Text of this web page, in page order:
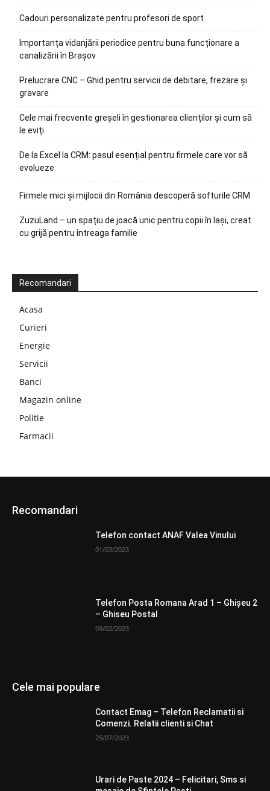
Cadouri personalizate pentru profesori de sport
Importanța vidanjării periodice pentru buna funcționare a
canalizării în Brașov
Prelucrare CNC – Ghid pentru servicii de debitare, frezare și
gravare
Cele mai frecvente greșeli în gestionarea clienților și cum să
le eviți
De la Excel la CRM: pasul esențial pentru firmele care vor să
evolueze
Firmele mici și mijlocii din România descoperă softurile CRM
ZuzuLand – un spațiu de joacă unic pentru copii în Iași, creat
cu grijă pentru întreaga familie
Recomandari
Acasa
Curieri
Energie
Servicii
Banci
Magazin online
Politie
Farmacii
Recomandari
Telefon contact ANAF Valea Vinului
01/03/2023
Telefon Posta Romana Arad 1 – Ghişeu 2
– Ghiseu Postal
09/02/2023
Cele mai populare
Contact Emag – Telefon Reclamatii si
Comenzi. Relatii clienti si Chat
25/07/2023
Urari de Paste 2024 – Felicitari, Sms si